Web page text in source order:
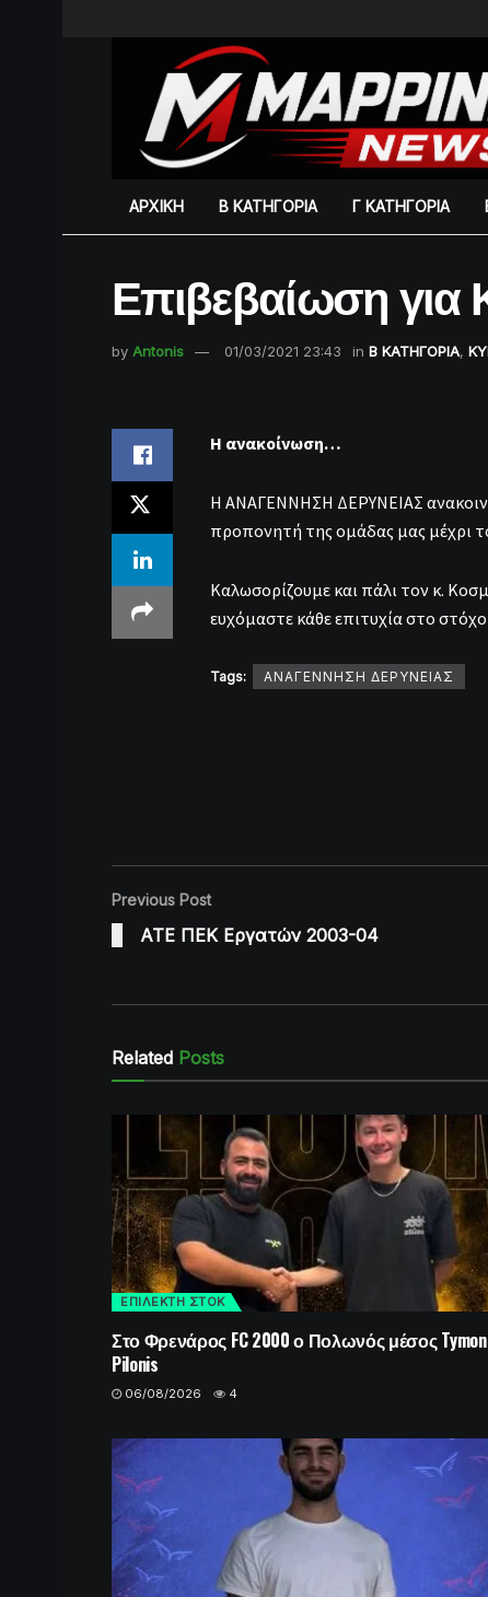
ΑΡΧΙΚΗ Β ΚΑΤΗΓΟΡΙΑ Γ ΚΑΤΗΓΟΡΙΑ
Επιβεβαίωση
by Antonis 01/03/2021 23:43 in Β ΚΑΤΗΓΟΡΙΑ,
Η ανακοίνωση…
Η ΑΝΑΓΕΝΝΗΣΗ ΔΕΡΥΝΕΙΑΣ
προπονητή της ομάδας μας μέχρι
Καλωσορίζουμε και πάλι τον κ.
ευχόμαστε κάθε επιτυχία στο
Tags: ΑΝΑΓΕΝΝΗΣΗ ΔΕΡΥΝΕΙΑΣ
Previous Post
ΑΤΕ ΠΕΚ Εργατών 2003-04
Related Posts
ΕΠΙΛΕΚΤΗ ΣΤΟΚ
Στο Φρενάρος FC 2000 ο Πολωνός μέσος Tymon
Pilonis
06/08/2026 4